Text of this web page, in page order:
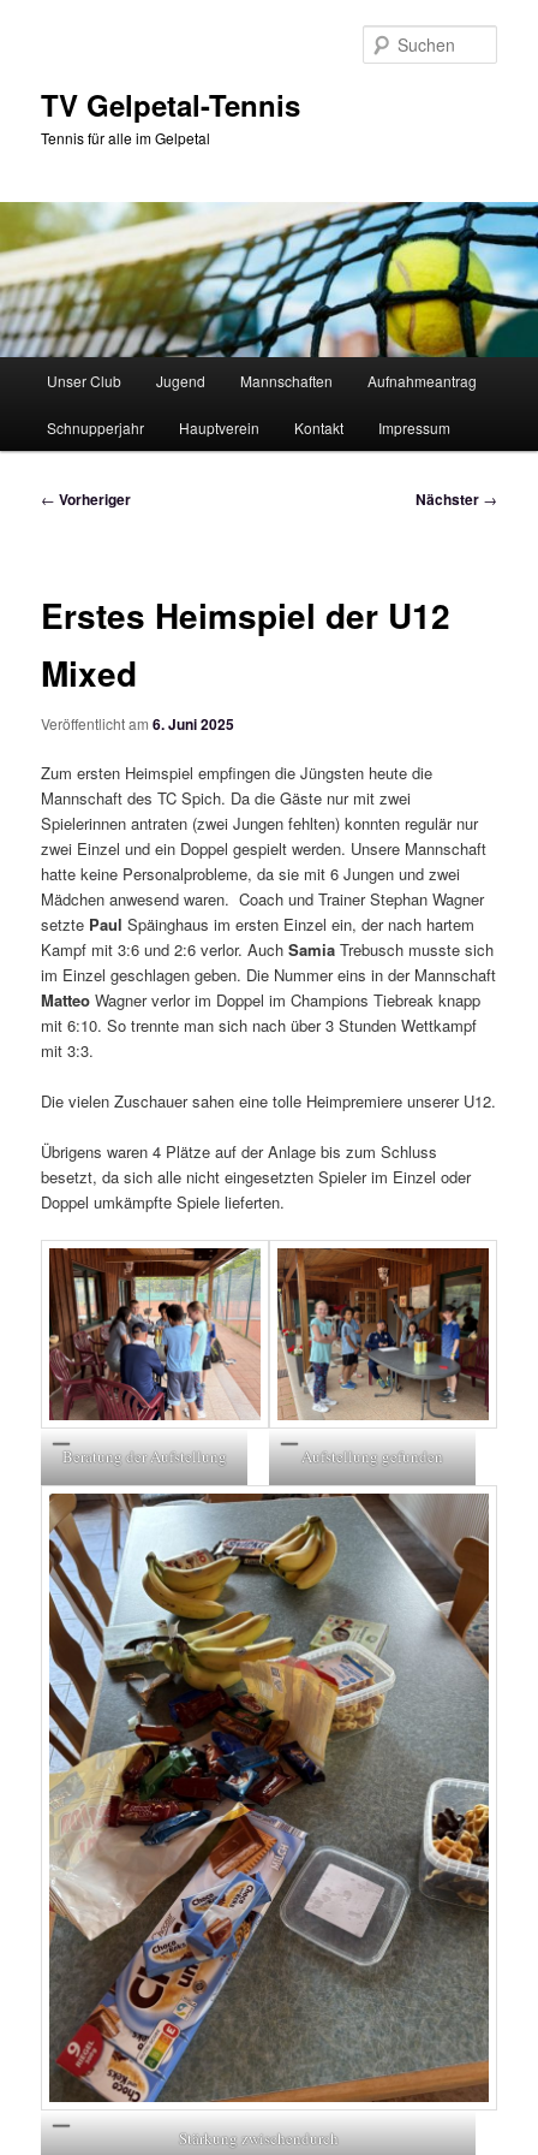
TV Gelpetal-Tennis
Tennis für alle im Gelpetal
Unser Club Jugend Mannschaften Aufnahmeantrag
Schnupperjahr Hauptverein Kontakt Impressum
Beitragsnavigation
← Vorheriger Nächster →
Erstes Heimspiel der U12
Mixed
Veröffentlicht am6. Juni 2025
Zum ersten Heimspiel empfingen die Jüngsten heute die
Mannschaft des TC Spich. Da die Gäste nur mit zwei
Spielerinnen antraten (zwei Jungen fehlten) konnten regulär nur
zwei Einzel und ein Doppel gespielt werden. Unsere Mannschaft
hatte keine Personalprobleme, da sie mit 6 Jungen und zwei
Mädchen anwesend waren. Coach und Trainer Stephan Wagner
setzte Paul Späinghaus im ersten Einzel ein, der nach hartem
Kampf mit 3:6 und 2:6 verlor. AuchSamia Trebusch musste sich
im Einzel geschlagen geben. Die Nummer eins in der Mannschaft
Matteo Wagner verlor im Doppel im Champions Tiebreak knapp
mit 6:10. So trennte man sich nach über 3 Stunden Wettkampf
mit 3:3.
Die vielen Zuschauer sahen eine tolle Heimpremiere unserer U12.
Übrigens waren 4 Plätze auf der Anlage bis zum Schluss
besetzt, da sich alle nicht eingesetzten Spieler im Einzel oder
Doppel umkämpfte Spiele lieferten.
Beratung der Aufstellung Aufstellung gefunden
Stärkung zwischendurch